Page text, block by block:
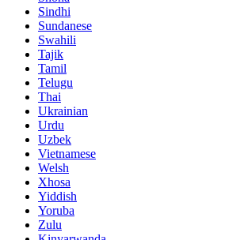
Sindhi
Sundanese
Swahili
Tajik
Tamil
Telugu
Thai
Ukrainian
Urdu
Uzbek
Vietnamese
Welsh
Xhosa
Yiddish
Yoruba
Zulu